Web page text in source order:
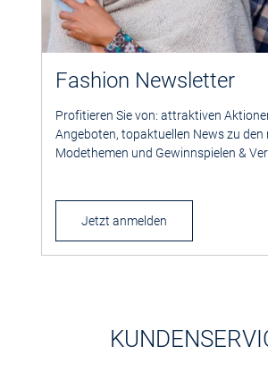
Fashion Newsletter
Profitieren Sie von: attraktiven
Angeboten, topaktuellen News zu den
Modethemen und Gewinnspielen &
Jetzt anmelden